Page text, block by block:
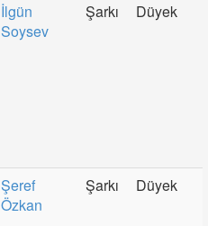
İlgün
Soysev
Şarkı Düyek
Şeref
Özkan
Şarkı Düyek